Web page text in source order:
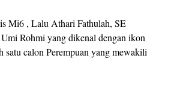
Mi6 , Lalu Athari Fathulah, SE
Rohmi yang dikenal dengan ikon
satu calon Perempuan yang mewakili